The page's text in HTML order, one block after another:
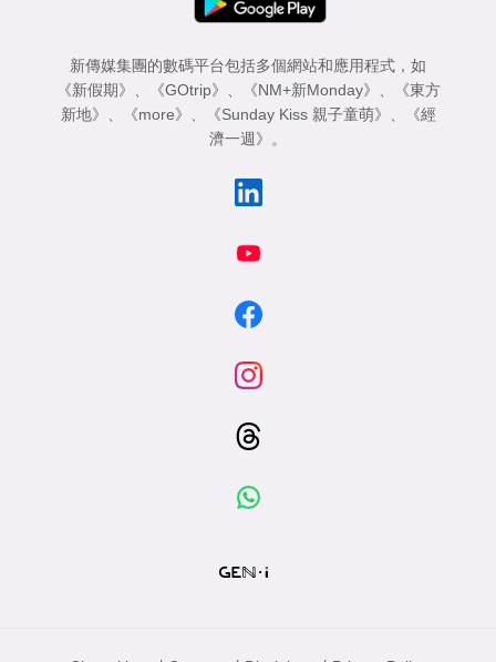
新傳媒集團的數碼平台包括多個網站和應用程式，如
《新假期》
《GOtrip》 《NM+新Monday》
《東方
新地》
《more》 《Sunday Kiss 親子童萌》
《經
濟一週》
。